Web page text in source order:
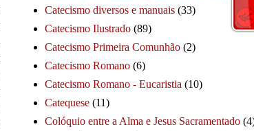
Catecismo diversos e manuais (33)
Catecismo Ilustrado (89)
Catecismo Primeira Comunhão (2)
Catecismo Romano (6)
Catecismo Romano - Eucaristia (10)
Catequese (11)
Colóquio entre a Alma e Jesus Sacramentado